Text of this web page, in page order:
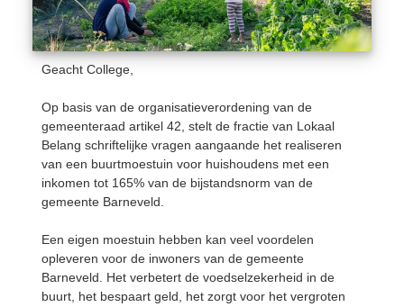
Geacht College,
Op basis van de organisatieverordening van de
gemeenteraad artikel 42, stelt de fractie van Lokaal
Belang schriftelijke vragen aangaande het realiseren
van een buurtmoestuin voor huishoudens met een
inkomen tot 165% van de bijstandsnorm van de
gemeente Barneveld.
Een eigen moestuin hebben kan veel voordelen
opleveren voor de inwoners van de gemeente
Barneveld. Het verbetert de voedselzekerheid in de
buurt, het bespaart geld, het zorgt voor het vergroten